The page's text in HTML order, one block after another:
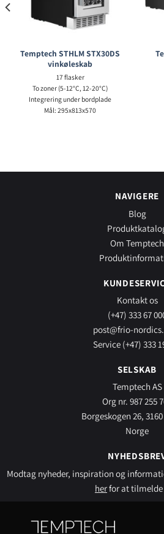
Temptech STHLM STX30DS
vinkøleskab
17 flasker
To zoner (5-12°C, 12-20°C)
Integrering under bordplade
Mål: 295x813x570
NAVIGERE
Blog
Om Temptech
Kontakt os
(+47) 333 67
post@frio-
Service (+47) 333
SELSKAB
Temptech AS
Org nr. 987 255
Borgeskogen 26,
Norge
Modtag nyheder, inspiration og
herfor at